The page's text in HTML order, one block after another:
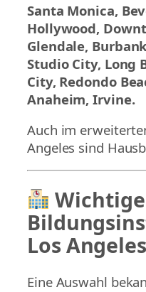
Santa Monica,
Hollywood,
Glendale,
Studio City, Long
City, Redondo
Anaheim, Irvine.
Auch im
Angeles sind
Los Angeles
Eine Auswahl